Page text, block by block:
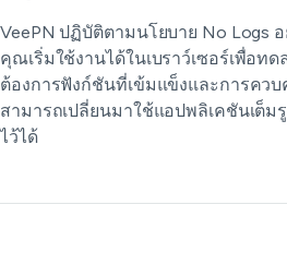
VeePN ปฏิบัติตามนโยบาย No Logs
คุณเริ่มใช้งานได้ในเบราว์เซอร์เพื่อท
ต้องการฟังก์ชันที่เข้มแข็งและการคว
สามารถเปลี่ยนมาใช้แอปพลิเคชันเต็
ไว้ได้